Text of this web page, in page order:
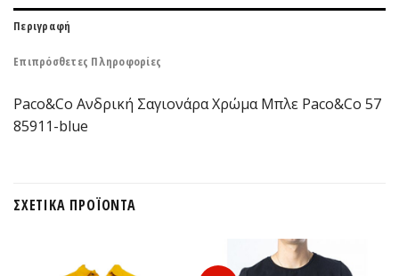
Περιγραφή
Επιπρόσθετες Πληροφορίες
Paco&Co Ανδρική Σαγιονάρα Χρώμα Μπλε Paco&Co 57
85911-blue
ΣΧΕΤΙΚΆ ΠΡΟΪΌΝΤΑ